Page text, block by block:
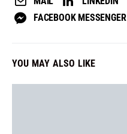
FACEBOOK MESSENGER
YOU MAY ALSO LIKE